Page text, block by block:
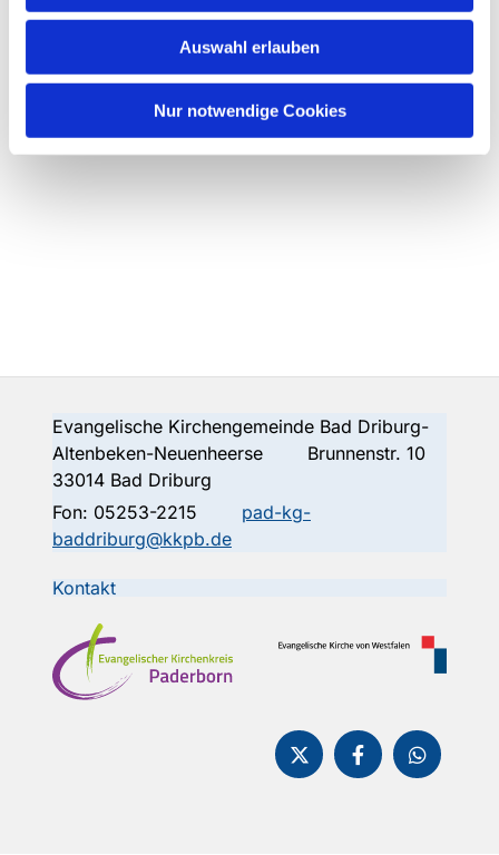
Auswahl erlauben
Nur notwendige Cookies
Evangelische Kirchengemeinde Bad Driburg-
Altenbeken-Neuenheerse Brunnenstr. 10
33014 Bad Driburg
Fon: 05253-2215
pad-kg-
baddriburg@kkpb.de
Kontakt